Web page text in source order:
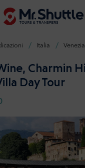
Italia Venezia
Charmin
Day Tour